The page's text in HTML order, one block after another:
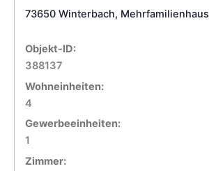
73650 Winterbach, Mehrfamilienhaus
Objekt-ID:
388137
Wohneinheiten:
4
Gewerbeeinheiten:
1
Zimmer: